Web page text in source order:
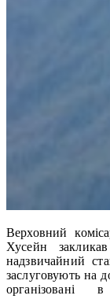
Верховний
Хусейн
надзвичайний
заслуговують на
організовані